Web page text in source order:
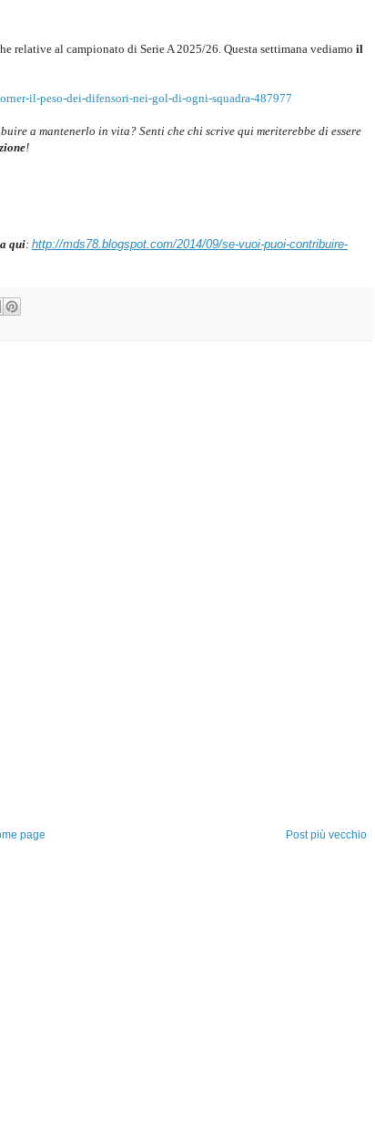
relative al campionato di Serie A 2025/26. Questa settimana vediamo il
il-peso-dei-difensori-nei-gol-di-ogni-squadra-487977
a mantenerlo in vita? Senti che chi scrive qui meriterebbe di essere
!
qui: http://mds78.blogspot.com/2014/09/se-vuoi-puoi-contribuire-
Post più vecchio
page